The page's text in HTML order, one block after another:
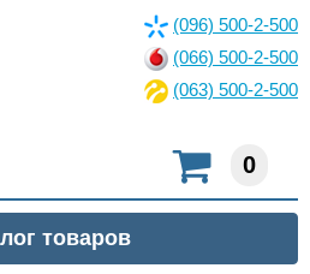
(096) 500-2-500
(066) 500-2-500
(063) 500-2-500
0